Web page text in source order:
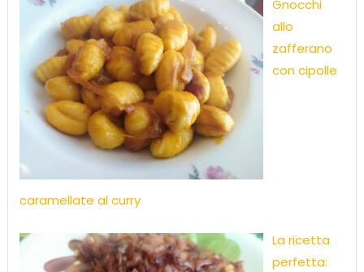
Gnocchi
allo
zafferano
con cipolle
caramellate al curry
La ricetta
perfetta: